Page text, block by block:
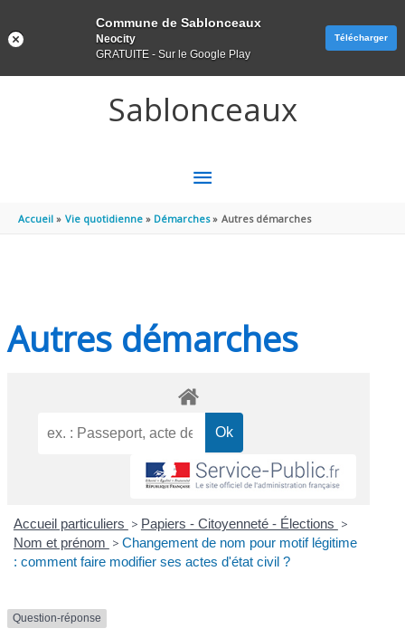
Sablonceaux
MENU
PRINCIPAL
Accueil Vie quotidienne Démarches Autres démarches
Autres démarches
Accueil particuliers > Papiers - Citoyenneté - Élections >
Nom et prénom > Changement de nom pour motif légitime
: comment faire modifier ses actes d'état civil ?
Question-réponse
Commune de Sablonceaux
Neocity
GRATUITE - Sur le Google Play
Télécharger